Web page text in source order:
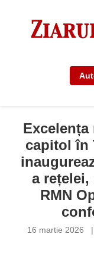
capitol în
a
RMN
16 martie 2026 |